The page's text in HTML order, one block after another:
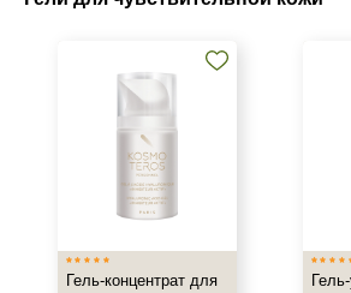
Тип товара
Гель-концентрат для